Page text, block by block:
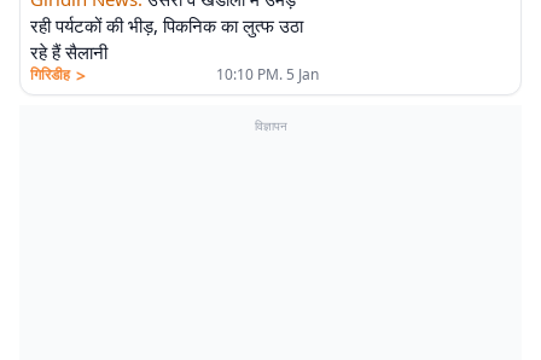
रही पर्यटकों की भीड़, पिकनिक का लुत्फ उठा
रहे हैं सैलानी
गिरिडीह > 10:10 PM. 5 Jan
विज्ञापन